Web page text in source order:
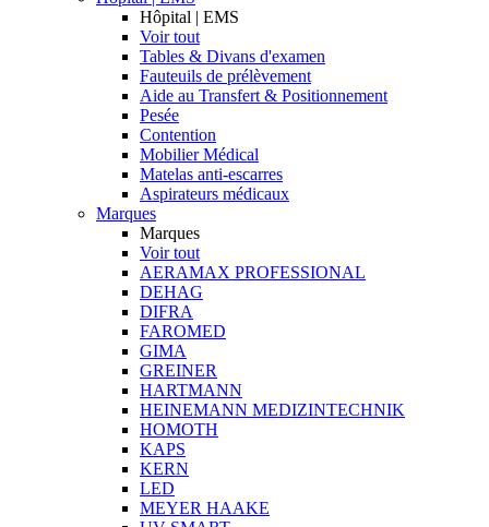
Hôpital | EMS
Voir tout
Tables & Divans d'examen
Fauteuils de prélèvement
Aide au Transfert & Positionnement
Pesée
Contention
Mobilier Médical
Matelas anti-escarres
Aspirateurs médicaux
Marques
Marques
Voir tout
AERAMAX PROFESSIONAL
DEHAG
DIFRA
FAROMED
GIMA
GREINER
HARTMANN
HEINEMANN MEDIZINTECHNIK
HOMOTH
KAPS
KERN
LED
MEYER HAAKE